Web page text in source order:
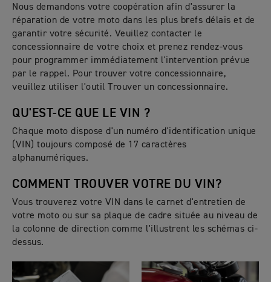
Nous demandons votre coopération afin d'assurer la
réparation de votre moto dans les plus brefs délais et de
garantir votre sécurité. Veuillez contacter le
concessionnaire de votre choix et prenez rendez-vous
pour programmer immédiatement l'intervention prévue
par le rappel. Pour trouver votre concessionnaire,
veuillez utiliser l'outil Trouver un concessionnaire.
QU'EST-CE QUE LE VIN ?
Chaque moto dispose d'un numéro d'identification unique
(VIN) toujours composé de 17 caractères
alphanumériques.
COMMENT TROUVER VOTRE DU VIN?
Vous trouverez votre VIN dans le carnet d'entretien de
votre moto ou sur sa plaque de cadre située au niveau de
la colonne de direction comme l'illustrent les schémas ci-
dessus.